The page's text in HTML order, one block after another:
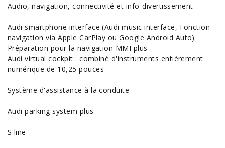
Audio, navigation, connectivité et info-divertissement
Audi smartphone interface (Audi music interface, Fonction
navigation via Apple CarPlay ou Google Android Auto)
Préparation pour la navigation MMI plus
Audi virtual cockpit : combiné d'instruments entièrement
numérique de 10,25 pouces
Système d'assistance à la conduite
Audi parking system plus
S line